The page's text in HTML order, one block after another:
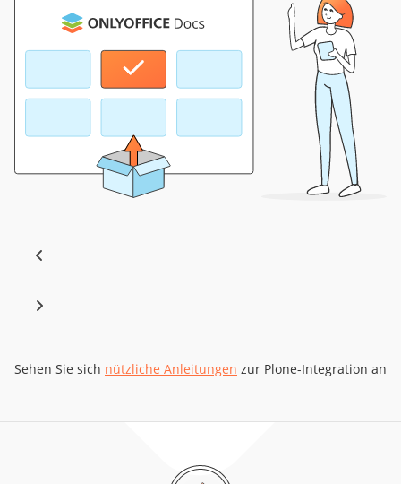
Sehen Sie sich nützliche Anleitungen zur Plone-Integration an